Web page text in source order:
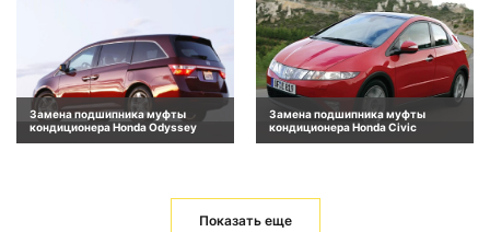
Замена подшипника муфты
кондиционера Honda Odyssey
Замена подшипника муфты
кондиционера Honda Civic
Показать еще